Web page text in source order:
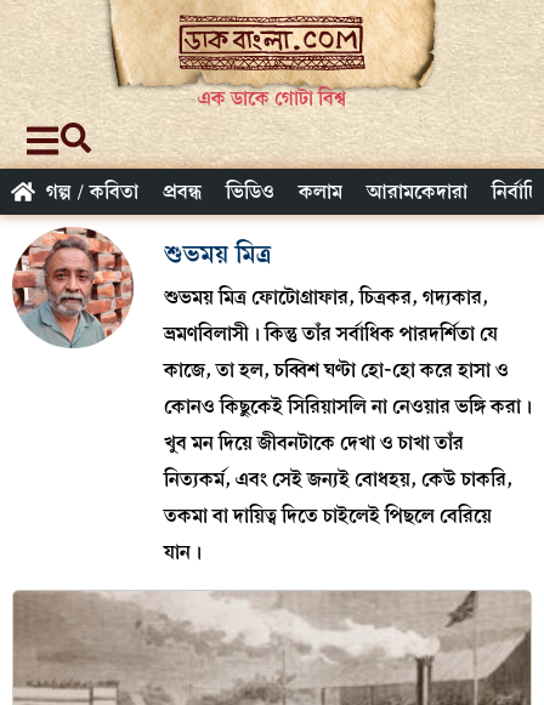
এক ডাকে গোটা বিশ্ব
গল্প / কবিতা প্রবন্ধ ভিডিও কলাম আরামকেদারা
শুভময় মিত্র
শুভময় মিত্র ফোটোগ্রাফার, চিত্রকর, গদ্যকার,
ভ্রমণবিলাসী। কিন্তু তাঁর সর্বাধিক পারদর্শিতা যে
কাজে, তা হল, চব্বিশ ঘণ্টা হো-হো করে হাসা ও
কোনও কিছুকেই সিরিয়াসলি না নেওয়ার ভঙ্গি করা।
খুব মন দিয়ে জীবনটাকে দেখা ও চাখা তাঁর
নিত্যকর্ম, এবং সেই জন্যই বোধহয়, কেউ চাকরি,
তকমা বা দায়িত্ব দিতে চাইলেই পিছলে বেরিয়ে
যান।